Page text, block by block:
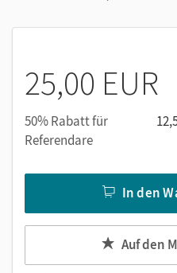
25,00 EUR
50% Rabatt für
Referendare
In den
Auf den